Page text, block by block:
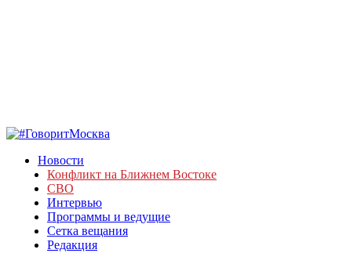
Новости
Конфликт на Ближнем Востоке
СВО
Интервью
Программы и ведущие
Сетка вещания
Редакция